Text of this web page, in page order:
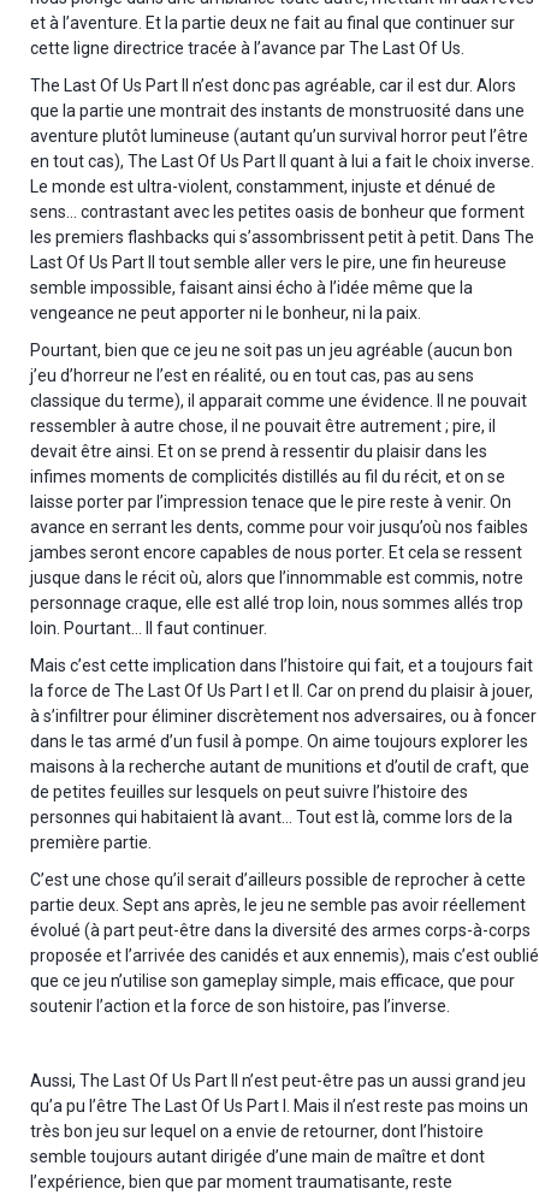
et à l’aventure. Et la partie deux ne fait au final que continuer sur
cette ligne directrice tracée à l’avance par The Last Of Us.
The Last Of Us Part II n’est donc pas agréable, car il est dur. Alors
que la partie une montrait des instants de monstruosité dans une
aventure plutôt lumineuse (autant qu’un survival horror peut l’être
en tout cas), The Last Of Us Part II quant à lui a fait le choix inverse.
Le monde est ultra-violent, constamment, injuste et dénué de
sens… contrastant avec les petites oasis de bonheur que forment
les premiers flashbacks qui s’assombrissent petit à petit. Dans The
Last Of Us Part II tout semble aller vers le pire, une fin heureuse
semble impossible, faisant ainsi écho à l’idée même que la
vengeance ne peut apporter ni le bonheur, ni la paix.
Pourtant, bien que ce jeu ne soit pas un jeu agréable (aucun bon
j’eu d’horreur ne l’est en réalité, ou en tout cas, pas au sens
classique du terme), il apparait comme une évidence. Il ne pouvait
ressembler à autre chose, il ne pouvait être autrement ; pire, il
devait être ainsi. Et on se prend à ressentir du plaisir dans les
infimes moments de complicités distillés au fil du récit, et on se
laisse porter par l’impression tenace que le pire reste à venir. On
avance en serrant les dents, comme pour voir jusqu’où nos faibles
jambes seront encore capables de nous porter. Et cela se ressent
jusque dans le récit où, alors que l’innommable est commis, notre
personnage craque, elle est allé trop loin, nous sommes allés trop
loin. Pourtant… Il faut continuer.
Mais c’est cette implication dans l’histoire qui fait, et a toujours fait
la force de The Last Of Us Part I et II. Car on prend du plaisir à jouer,
à s’infiltrer pour éliminer discrètement nos adversaires, ou à foncer
dans le tas armé d’un fusil à pompe. On aime toujours explorer les
maisons à la recherche autant de munitions et d’outil de craft, que
de petites feuilles sur lesquels on peut suivre l’histoire des
personnes qui habitaient là avant… Tout est là, comme lors de la
première partie.
C’est une chose qu’il serait d’ailleurs possible de reprocher à cette
partie deux. Sept ans après, le jeu ne semble pas avoir réellement
évolué (à part peut-être dans la diversité des armes corps-à-corps
proposée et l’arrivée des canidés et aux ennemis), mais c’est oublié
que ce jeu n’utilise son gameplay simple, mais efficace, que pour
soutenir l’action et la force de son histoire, pas l’inverse.
Aussi, The Last Of Us Part II n’est peut-être pas un aussi grand jeu
qu’a pu l’être The Last Of Us Part I. Mais il n’est reste pas moins un
très bon jeu sur lequel on a envie de retourner, dont l’histoire
semble toujours autant dirigée d’une main de maître et dont
l’expérience, bien que par moment traumatisante, reste